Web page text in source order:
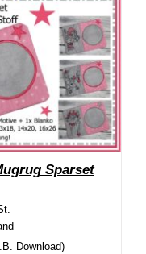
Sparset
Download)